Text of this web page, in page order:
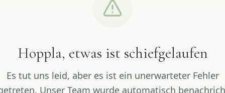
Hoppla, etwas ist schiefgelaufen
Es tut uns leid, aber es ist ein unerwarteter Fehler
Unser Team wurde automatisch